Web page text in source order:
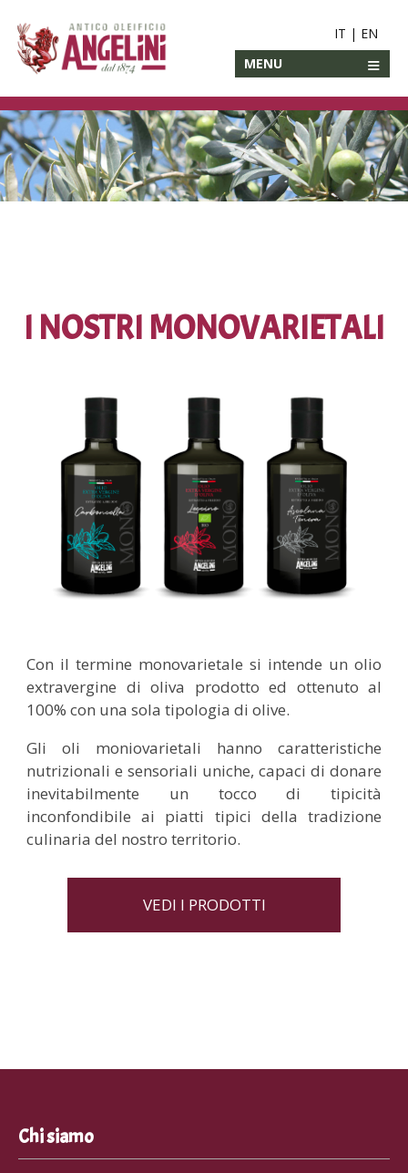
IT | EN
MENU
I NOSTRI MONOVARIETALI
Con il termine monovarietale si intende un olio
extravergine di oliva prodotto ed ottenuto al
100% con una sola tipologia di olive.
Gli oli moniovarietali hanno caratteristiche
nutrizionali e sensoriali uniche, capaci di donare
inevitabilmente un tocco di tipicità
inconfondibile ai piatti tipici della tradizione
culinaria del nostro territorio.
VEDI I PRODOTTI
Chi siamo